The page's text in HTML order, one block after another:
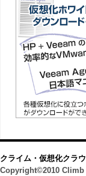
クライム・仮想化クラ
Copyright©2010 Climb